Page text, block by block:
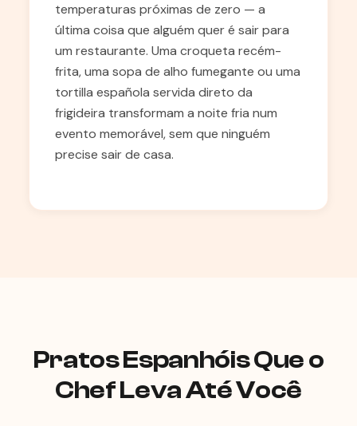
temperaturas próximas de zero — a
última coisa que alguém quer é sair para
um restaurante. Uma croqueta recém-
frita, uma sopa de alho fumegante ou uma
tortilla española servida direto da
frigideira transformam a noite fria num
evento memorável, sem que ninguém
precise sair de casa.
Pratos Espanhóis Que o
Chef Leva Até Você